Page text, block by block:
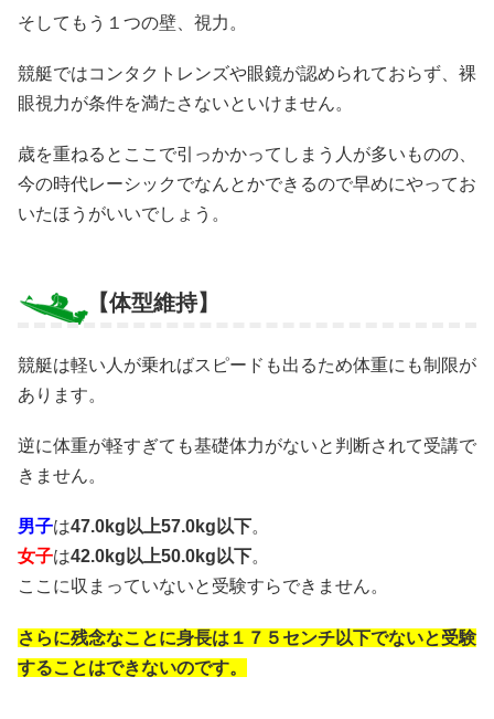
そしてもう１つの壁、視力。
競艇ではコンタクトレンズや眼鏡が認められておらず、裸
眼視力が条件を満たさないといけません。
歳を重ねるとここで引っかかってしまう人が多いものの、
今の時代レーシックでなんとかできるので早めにやってお
いたほうがいいでしょう。
【体型維持】
競艇は軽い人が乗ればスピードも出るため体重にも制限が
あります。
逆に体重が軽すぎても基礎体力がないと判断されて受講で
きません。
男子は47.0kg以上57.0kg以下。
女子は42.0kg以上50.0kg以下。
ここに収まっていないと受験すらできません。
さらに残念なことに身長は１７５センチ以下でないと受験
することはできないのです。